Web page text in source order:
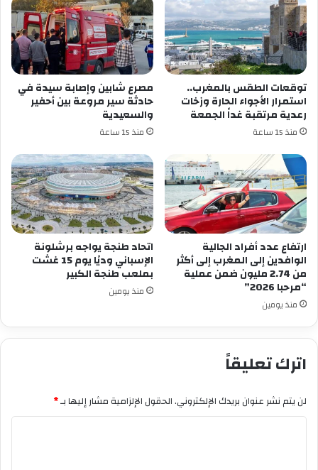
توقعات الطقس بالمغرب..
استمرار الأجواء الحارة وزخات
رعدية مرتقبة غداً الجمعة
منذ 15 ساعة
مصرع شابين وإصابة سيدة في
حادثة سير مروعة بين أحفير
والسعيدية
منذ 15 ساعة
ارتفاع عدد أفراد الجالية
الوافدين إلى المغرب إلى أكثر
من 2.74 مليون ضمن عملية
“مرحبا 2026”
منذ يومين
اتحاد طنجة يواجه برشلونة
الإسباني وديًا يوم 15 غشت
بملعب طنجة الكبير
منذ يومين
اترك تعليقاً
لن يتم نشر عنوان بريدك الإلكتروني.الحقول الإلزامية مشار إليها بـ*